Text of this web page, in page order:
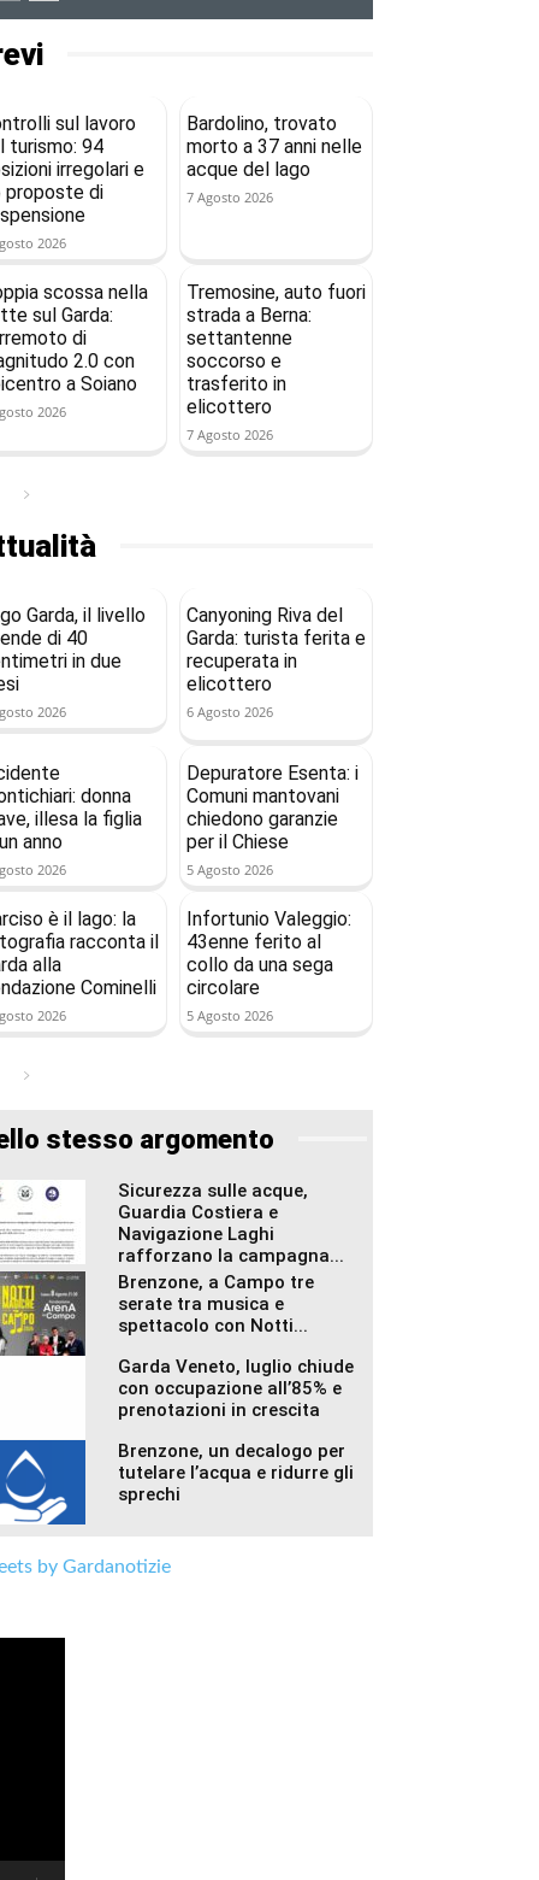
sul lavoro
turismo: 94
irregolari e
proposte di
2026
Bardolino, trovato
morto a 37 anni nelle
acque del lago
7 Agosto 2026
scossa nella
sul Garda:
di
2.0 con
a Soiano
2026
Tremosine, auto fuori
strada a Berna:
settantenne
soccorso e
trasferito in
elicottero
7 Agosto 2026
Garda, il livello
di 40
in due
2026
Canyoning Riva del
Garda: turista ferita e
recuperata in
elicottero
6 Agosto 2026
donna
illesa la figlia
anno
2026
Depuratore Esenta: i
Comuni mantovani
chiedono garanzie
per il Chiese
5 Agosto 2026
è il lago: la
racconta il
alla
Cominelli
2026
Infortunio Valeggio:
43enne ferito al
collo da una sega
circolare
5 Agosto 2026
stesso argomento
Sicurezza sulle acque,
Guardia Costiera e
Navigazione Laghi
rafforzano la campagna...
Brenzone, a Campo tre
serate tra musica e
spettacolo con Notti...
Garda Veneto, luglio chiude
con occupazione all’85% e
prenotazioni in crescita
Brenzone, un decalogo per
tutelare l’acqua e ridurre gli
sprechi
by Gardanotizie